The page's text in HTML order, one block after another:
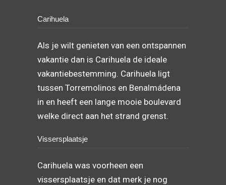
Carihuela
Als je wilt genieten van een ontspannen
vakantie dan is Carihuela de ideale
vakantiebestemming. Carihuela ligt
tussen Torremolinos en Benalmádena
in en heeft een lange mooie boulevard
welke direct aan het strand grenst.
Vissersplaatsje
Carihuela was voorheen een
vissersplaatsje en dat merk je nog